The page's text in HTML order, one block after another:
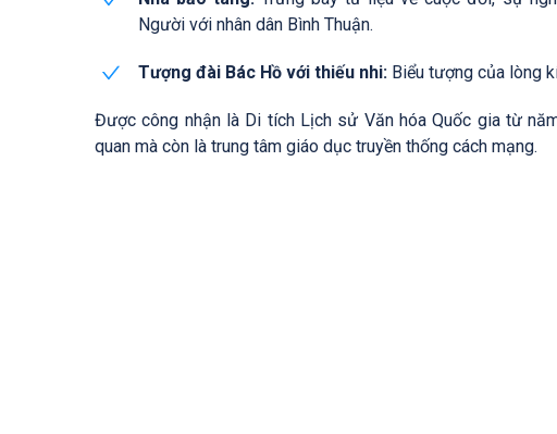
Người với nhân dân Bình Thuận.
Tượng đài Bác Hồ với thiếu nhi: Biểu tượng của lòng
Được công nhận là Di tích Lịch sử Văn hóa Quốc gia từ
quan mà còn là trung tâm giáo dục truyền thống cách mạng.